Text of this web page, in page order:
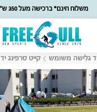
משלוח חינם* ברכישה מעל 350 ש״ח
גלישה משומש קייט סרפינג יד 2